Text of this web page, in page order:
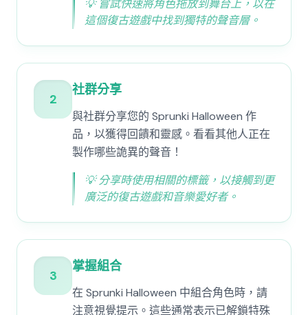
💡 嘗試快速將角色拖放到舞台上，以在
這個復古遊戲中找到獨特的聲音層。
2
社群分享
與社群分享您的 Sprunki Halloween 作
品，以獲得回饋和靈感。看看其他人正在
製作哪些詭異的聲音！
💡分享時使用相關的標籤，以接觸到更
廣泛的復古遊戲和音樂愛好者。
3
掌握組合
在 Sprunki Halloween 中組合角色時，請
注意視覺提示。這些通常表示已解鎖特殊